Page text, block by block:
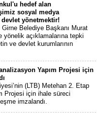
hedef alan
sosyal medya
yönetmektir!
Belediye Başkanı Murat
yönelik açıklamalarına tepki
ve devlet kurumlarının
Yapım Projesi için
(LTB) Metehan 2. Etap
Projesi için ihale süreci
imzalandı.